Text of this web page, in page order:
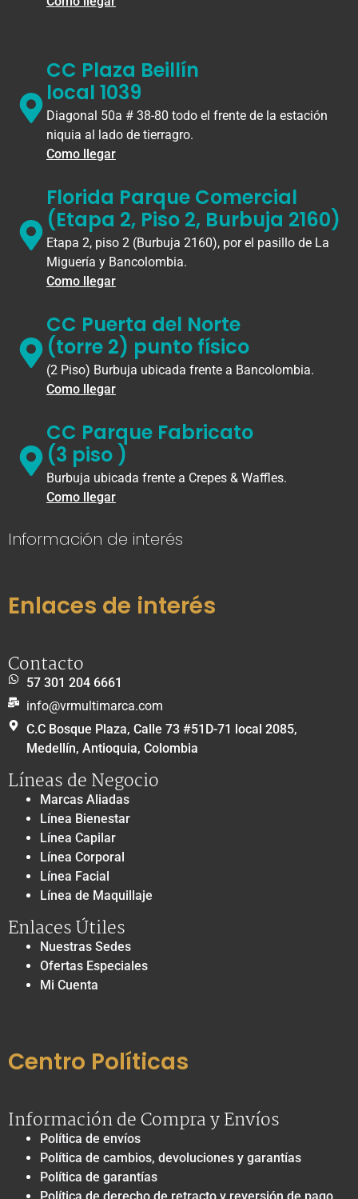
CC Plaza Beillín
local 1039
Diagonal 50a # 38-80 todo el frente de la estación
niquia al lado de tierragro.
Como llegar
Florida Parque Comercial
(Etapa 2, Piso 2, Burbuja 2160)
Etapa 2, piso 2 (Burbuja 2160), por el pasillo de La
Miguería y Bancolombia.
Como llegar
CC Puerta del Norte
(torre 2) punto físico
(2 Piso) Burbuja ubicada frente a Bancolombia.
Como llegar
CC Parque Fabricato
(3 piso )
Burbuja ubicada frente a Crepes & Waffles.
Como llegar
Información de interés
Enlaces de interés
Contacto
57 301 204 6661
info@vrmultimarca.com
C.C Bosque Plaza, Calle 73 #51D-71 local 2085,
Medellín, Antioquia, Colombia
Líneas de Negocio
Marcas Aliadas
Línea Bienestar
Línea Capilar
Línea Corporal
Línea Facial
Línea de Maquillaje
Enlaces Útiles
Nuestras Sedes
Ofertas Especiales
Mi Cuenta
Centro Políticas
Información de Compra y Envíos
Política de envíos
Política de cambios, devoluciones y garantías
Política de garantías